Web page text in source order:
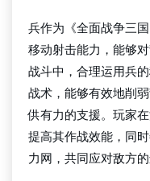
兵作为《全面战争三
移动射击能力，能够
战斗中，合理运用兵
战术，能够有效地削
供有力的支援。玩家
提高其作战效能，同
力网，共同应对敌方的